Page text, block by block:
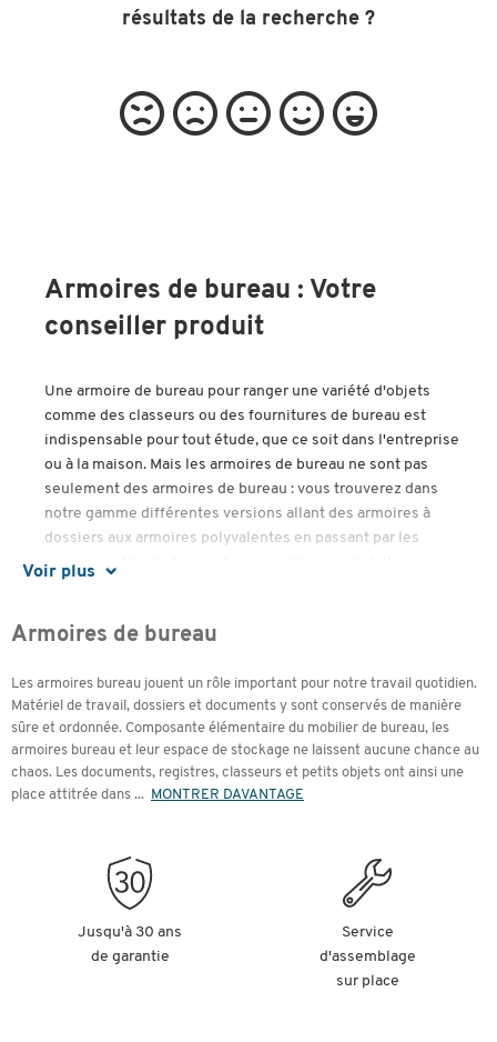
résultats de la recherche ?
Voir plus
Armoires de bureau : Votre
conseiller produit
Une armoire de bureau pour ranger une variété d'objets
comme des classeurs ou des fournitures de bureau est
indispensable pour tout étude, que ce soit dans l'entreprise
ou à la maison. Mais les armoires de bureau ne sont pas
seulement des armoires de bureau : vous trouverez dans
notre gamme différentes versions allant des armoires à
dossiers aux armoires polyvalentes en passant par les
armoires à tiroirs. Avec notre conseiller en produits, vous
Contenu
L'armoire de bureau: une aide pratique dans la vie
quotidienne au bureau
Protection contre la poussière et les regards indiscrets
Hauteur des classeur (HC) et différentes largeurs
Armoires de bureau spéciales pour des exigences
particulières
Armoires de bureau
Les armoires bureau jouent un rôle important pour notre travail quotidien.
Matériel de travail, dossiers et documents y sont conservés de manière
sûre et ordonnée. Composante élémentaire du mobilier de bureau, les
armoires bureau et leur espace de stockage ne laissent aucune chance au
chaos. Les documents, registres, classeurs et petits objets ont ainsi une
place attitrée dans ... MONTRER DAVANTAGE
Jusqu'à 30 ans
de garantie
Service
d'assemblage
sur place